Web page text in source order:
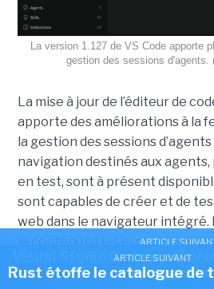
ARTICLE
Visual Studio Code
aux agents
La version 1.127 de VS Code apporte
gestion des sessions d'agents.
La mise à jour de l’éditeur de
apporte des améliorations à la
la gestion des sessions
navigation destinés aux agents,
en test, sont à présent
sont capables de créer et de
web dans le navigateur intégré.
le contenu et les erreurs de
captures d’écran, ainsi que de
texte et naviguer pour vérifier
ARTICLE SUIVANT
Rust étoffe le catalogue de